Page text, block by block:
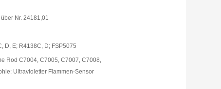
Nr. 24181,01
D, E; R4138C, D; FSP5075
Rod C7004, C7005, C7007, C7008,
Ultravioletter Flammen-Sensor